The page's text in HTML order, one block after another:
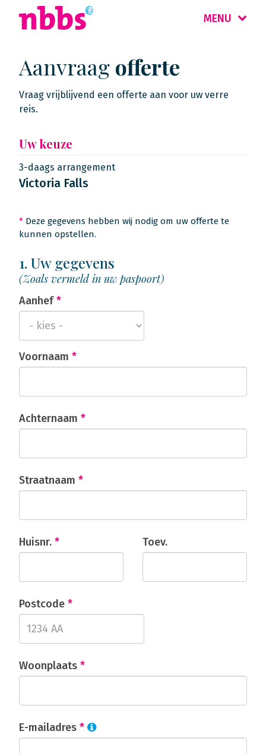
MENU
Aanvraag offerte
Vraag vrijblijvend een offerte aan voor uw verre
reis.
Uw keuze
3-daags arrangement
Victoria Falls
* Deze gegevens hebben wij nodig om uw offerte te
kunnen opstellen.
1. Uw gegevens
(Zoals vermeld in uw paspoort)
Aanhef*
Voornaam *
Achternaam *
Straatnaam *
Huisnr. * Toev.
Postcode *
Woonplaats *
E-mailadres *